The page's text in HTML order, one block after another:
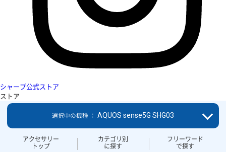
シャープ公式ストア
ストア
アクセサリー
トップ
カテゴリ別
に探す
フリーワード
で探す
選択中の機種 ： AQUOS sense5G SHG03